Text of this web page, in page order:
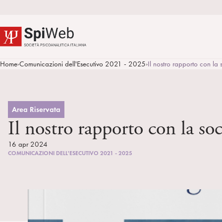
Home>Comunicazioni dell'Esecutivo 2021 - 2025>Il nostro rapporto con la
Area Riservata
Il nostro rapporto con la
16 apr 2024
COMUNICAZIONI DELL'ESECUTIVO 2021 - 2025